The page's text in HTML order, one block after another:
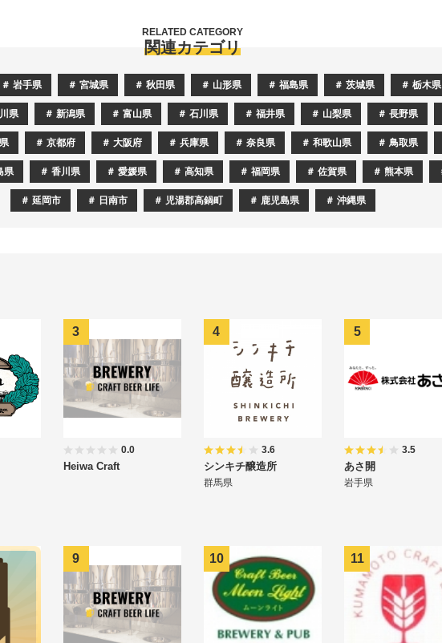
関連カテゴリ
RELATED CATEGORY
岩手県 宮城県 秋田県 山形県 福島県 茨城県 栃木県
県 新潟県 富山県 石川県 福井県 山梨県 長野県
京都府 大阪府 兵庫県 奈良県 和歌山県 鳥取県
県 香川県 愛媛県 高知県 福岡県 佐賀県 熊本県
延岡市 日南市 児湯郡高鍋町 鹿児島県 沖縄県
0.0
Heiwa Craft
3.6
シンキチ醸造所
群馬県
3.5
あさ開
岩手県